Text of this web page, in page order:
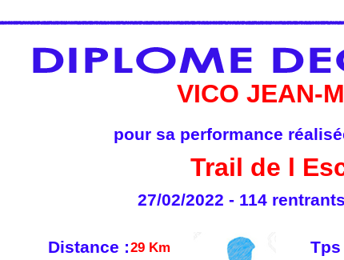
VICO JEAN-
pour sa performance
Trail de l
27/02/2022 - 114
Distance :29 Km